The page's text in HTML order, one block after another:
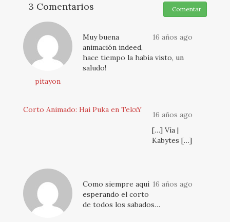
3 Comentarios Comentar
pitayon
16 años ago
Muy buena
animación indeed,
hace tiempo la habia visto, un
saludo!
Corto Animado: Hai Puka en TekxY
16 años ago
[…] Vía |
Kabytes […]
16 años ago
Como siempre aqui
esperando el corto
de todos los sabados…